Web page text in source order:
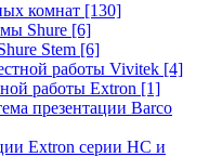
комнат [130]
Shure [6]
Stem [6]
работы Vivitek [4]
работы Extron [1]
презентации Barco
Extron серии HC и